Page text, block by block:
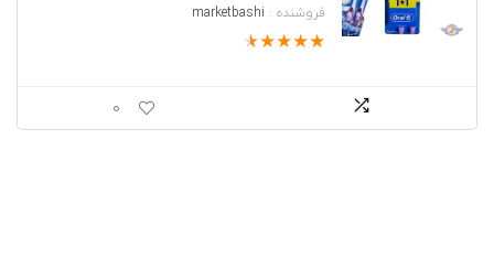
فروشنده : marketbashi
★
★
★
★
★
0